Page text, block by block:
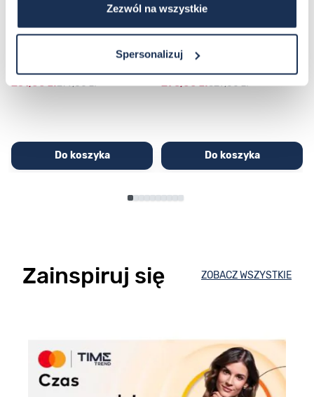
Zezwól na wszystkie
Spersonalizuj
CASIO Sport AE-1200WHD-
251,00 zł279,00 zł
Do koszyka
Casio Sport AQ-230GA-
03311457
296,00 zł329,00 zł
Do koszyka
Zainspiruj się ZOBACZ WSZYSTKIE